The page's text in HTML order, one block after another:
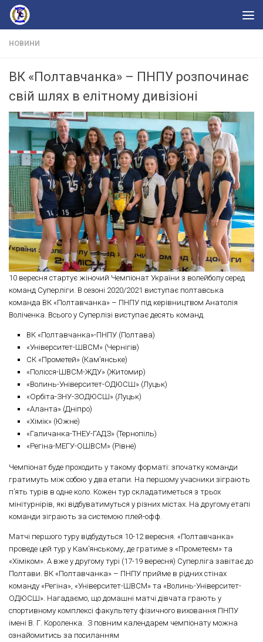
Skip to content
НОВИНИ
ВК «Полтавчанка» – ПНПУ розпочинає
свій шлях в елітному дивізіоні
10 вересня стартує жіночий Чемпіонат України з волейболу серед
команд Суперліги. В сезоні 2020/2021 виступає полтавська
команда ВК «Полтавчанка» – ПНПУ під керівництвом Анатолія
Воліченка. Всього у Суперлізі виступає десять команд.
ВК «Полтавчанка»-ПНПУ (Полтава)
«Університет-ШВСМ» (Чернігів)
СК «Прометей» (Кам’янське)
«Полісся-ШВСМ-ЖДУ» (Житомир)
«Волинь-Університет-ОДЮСШ» (Луцьк)
«Орбіта-ЗНУ-ЗОДЮСШ» (Луцьк)
«Аланта» (Дніпро)
«Хімік» (Южне)
«Галичанка-ТНЕУ-ГАДЗ» (Тернопіль)
«Регіна-МЕГУ-ОШВСМ» (Рівне)
Чемпіонат буде проходить у такому форматі: зпочатку команди
гратимуть між собою у два етапи. На першому учасники зіграють
п’ять турів в одне коло. Кожен тур складатиметься з трьох
мінітурнірів, які відбуватимуться у різних містах. На другому етапі
команди зіграють за системою плей-офф.
Матчі першого туру відбудуться 10-12 вересня. «Полтавчанка»
проведе цей тур у Кам’янському, де гратиме з «Прометеєм» та
«Хіміком». А вже у другому турі (17-19 вересня) Суперліга завітає до
Полтави. ВК «Полтавчанка» – ПНПУ прийме в рідних стінах
команду «Регіна», «Університет-ШВСМ» та «Волинь-Університет-
ОДЮСШ». Нагадаємо, що домашні матчі дівчата грають у
спортивному комплексі факультету фізичного виховання ПНПУ
імені В. Г. Короленка. З повним календарем чемпіонату можна
ознайомитись за посиланням